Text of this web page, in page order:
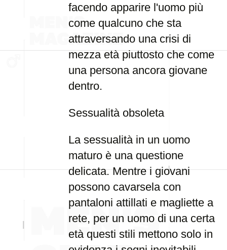
facendo apparire l'uomo più
come qualcuno che sta
attraversando una crisi di
mezza età piuttosto che come
una persona ancora giovane
dentro.
Sessualità obsoleta
La sessualità in un uomo
maturo è una questione
delicata. Mentre i giovani
possono cavarsela con
pantaloni attillati e magliette a
rete, per un uomo di una certa
età questi stili mettono solo in